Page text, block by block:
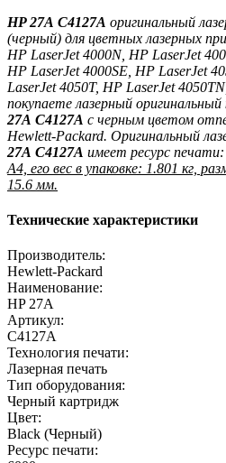
HP 27A C4127A оригинальный
(черный) для цветных лазерных
HP LaserJet 4000N, HP LaserJet
HP LaserJet 4000SE, HP LaserJet
LaserJet 4050T, HP LaserJet
покупаете лазерный
27A C4127A с черным цветом
Hewlett-Packard. Оригинальный
27A C4127A имеет ресурс печати:
A4, его вес в упаковке: 1.801 кг,
15.6 мм.
Технические характеристики
Производитель:
Hewlett-Packard
Наименование:
HP 27A
Артикул:
C4127A
Технология печати:
Лазерная печать
Тип оборудования:
Черный картридж
Цвет:
Black (Черный)
Ресурс печати: